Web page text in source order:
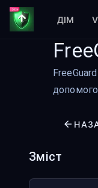
ДІМ
Зміст